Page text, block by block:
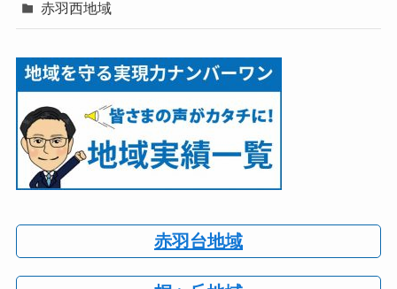
赤羽西地域
赤羽台地域